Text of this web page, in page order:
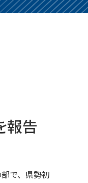
報告
で、県勢初